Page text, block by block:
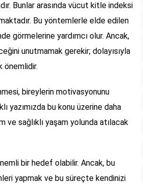
Bunlar arasında vücut kitle indeksi
Bu yöntemlerle elde edilen
görmelerine yardımcı olur. Ancak,
unutmamak gerekir; dolayısıyla
önemlidir.
bireylerin motivasyonunu
yazımızda bu konu üzerine daha
ve sağlıklı yaşam yolunda atılacak
bir hedef olabilir. Ancak, bu
yapmak ve bu süreçte kendinizi